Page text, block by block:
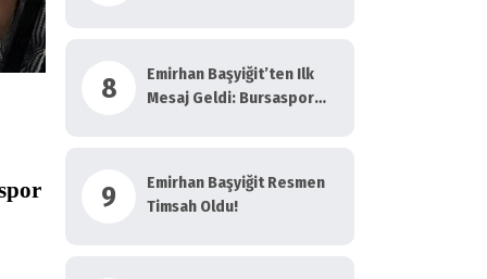
8
Emirhan Başyiğit’ten Ilk
Mesaj Geldi: Bursaspor
9
Emirhan Başyiğit Resmen
Timsah Oldu!